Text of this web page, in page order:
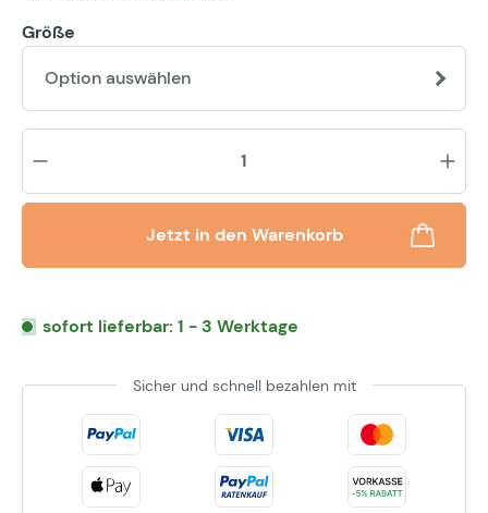
Größe
Option auswählen
Jetzt in den Warenkorb
sofort lieferbar: 1 - 3 Werktage
Sicher und schnell bezahlen mit